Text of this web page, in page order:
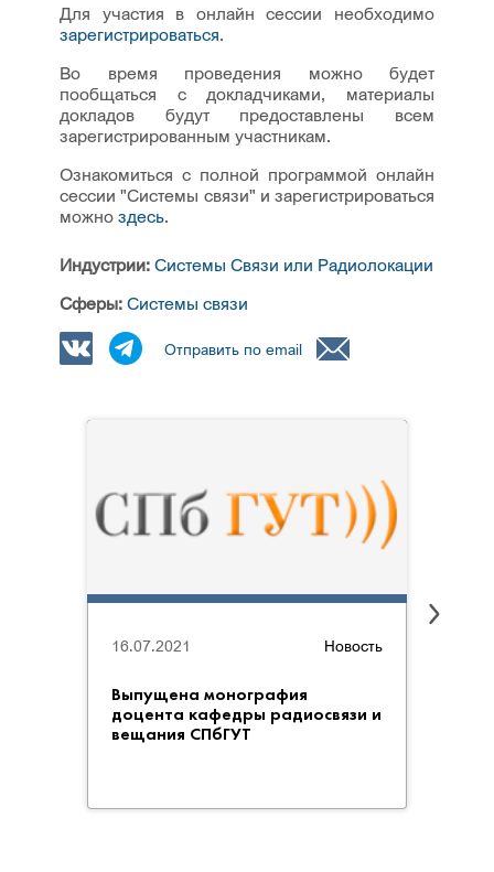
Для участия в онлайн сессии необходимо
зарегистрироваться.
Во время проведения можно будет
пообщаться с докладчиками, материалы
докладов будут предоставлены всем
зарегистрированным участникам.
Ознакомиться с полной программой онлайн
сессии "Системы связи" и зарегистрироваться
можно здесь.
Индустрии: Системы Связи или Радиолокации
Сферы: Системы связи
Отправить по email
Новость
Выпущена монография
доцента кафедры радиосвязи и
вещания СПбГУТ
16.07.2021